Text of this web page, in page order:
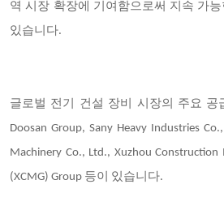
역 시장 확장에 기여함으로써 지속 가
있습니다.
글로벌 전기 건설 장비 시장의 주요 공
Doosan Group, Sany Heavy Industries
Machinery Co., Ltd., Xuzhou Construction
(XCMG) Group 등이 있습니다.